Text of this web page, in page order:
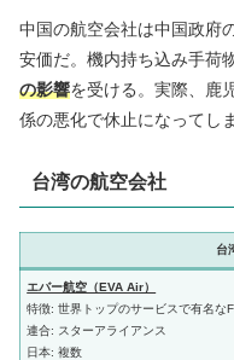
中国の航空会社は中国政府
安価だ。機内持ち込み手荷
の影響を受ける。実際、鹿
係の悪化で休止になってし
台湾の航空会社
台
エバー航空（EVA Air）
特徴: 世界トップのサービスで有名な
連合: スターアライアンス
日本: 複数